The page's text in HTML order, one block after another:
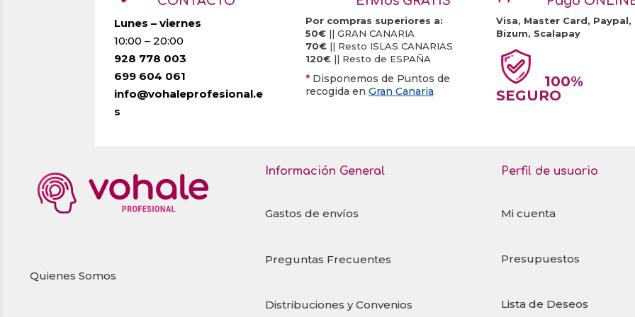
Lunes – viernes
10:00 – 20:00
928 778 003
699 604 061
info@vohaleprofesional.e
s
Por compras superiores a:
50€|| GRAN CANARIA
70€|| Resto ISLAS CANARIAS
120€|| Resto de ESPAÑA
* Disponemos de Puntos de
recogida en Gran Canaria
Visa, Master Card, Paypal,
Bizum, Scalapay
100%
SEGURO
Quienes Somos
Información General
Gastos de envíos
Preguntas Frecuentes
Distribuciones y Convenios
Perfil de usuario
Mi cuenta
Presupuestos
Lista de Deseos